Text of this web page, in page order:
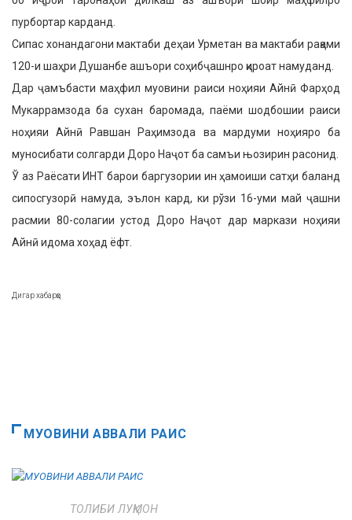
пурбортар карданд.
Сипас хонандагони мактаби деҳаи Урметан ва мактаби рақами
120-и шаҳри Душанбе ашъори соҳибҷашнро қироат намуданд.
Дар ҷамъбасти маҳфил муовини раиси ноҳияи Айнӣ Фарҳод
Мукаррамзода ба сухан баромада, паёми шодбошии раиси
ноҳияи Айнӣ Равшан Раҳимзода ва мардуми ноҳияро ба
муносибати солгарди Доро Наҷот ба самъи њозирин расонид.
Ў аз Раёсати ИНТ барои баргузории ин ҳамоиши сатҳи баланд
сипосгузорӣ намуда, эълон кард, ки рўзи 16-уми май ҷашни
расмии 80-солагии устод Доро Наҷот дар маркази ноҳияи
Айнӣ идома хоҳад ёфт.
Дигар хабарҳо
МУОВИНИ АВВАЛИ РАИС
ТОЛИБИ ЛУҚМОН